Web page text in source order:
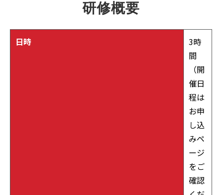
研修概要
日時
3時
間
（開
催日
程は
お申
し込
みペ
ージ
をご
確認